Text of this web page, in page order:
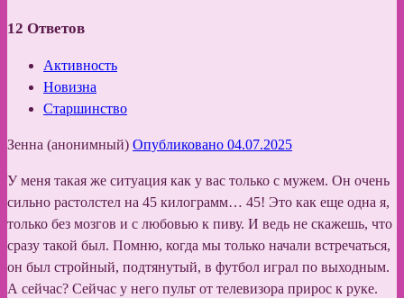
12 Ответов
Активность
Новизна
Старшинство
Зенна (анонимный) Опубликовано 04.07.2025
У меня такая же ситуация как у вас только с мужем. Он очень
сильно растолстел на 45 килограмм… 45! Это как еще одна я,
только без мозгов и с любовью к пиву. И ведь не скажешь, что
сразу такой был. Помню, когда мы только начали встречаться,
он был стройный, подтянутый, в футбол играл по выходным.
А сейчас? Сейчас у него пульт от телевизора прирос к руке.